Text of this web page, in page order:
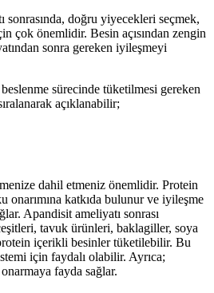
sonrasında, doğru yiyecekleri seçmek,
çok önemlidir. Besin açısından zengin
sonra gereken iyileşmeyi
sürecinde tüketilmesi gereken
açıklanabilir;
dahil etmeniz önemlidir. Protein
onarımına katkıda bulunur ve iyileşme
Apandisit ameliyatı sonrası
tavuk ürünleri, baklagiller, soya
içerikli besinler tüketilebilir. Bu
için faydalı olabilir. Ayrıca;
fayda sağlar.